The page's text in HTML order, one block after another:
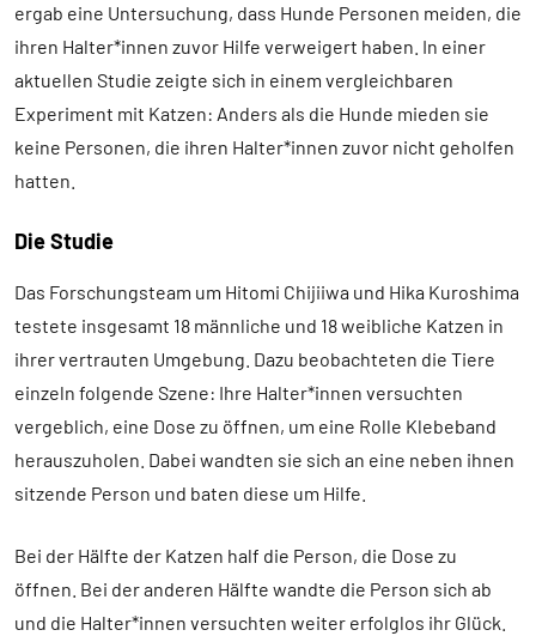
ergab eine Untersuchung, dass Hunde Personen meiden, die
ihren Halter*innen zuvor Hilfe verweigert haben. In einer
aktuellen Studie zeigte sich in einem vergleichbaren
Experiment mit Katzen: Anders als die Hunde mieden sie
keine Personen, die ihren Halter*innen zuvor nicht geholfen
hatten.
Die Studie
Das Forschungsteam um Hitomi Chijiiwa und Hika Kuroshima
testete insgesamt 18 männliche und 18 weibliche Katzen in
ihrer vertrauten Umgebung. Dazu beobachteten die Tiere
einzeln folgende Szene: Ihre Halter*innen versuchten
vergeblich, eine Dose zu öffnen, um eine Rolle Klebeband
herauszuholen. Dabei wandten sie sich an eine neben ihnen
sitzende Person und baten diese um Hilfe.
Bei der Hälfte der Katzen half die Person, die Dose zu
öffnen. Bei der anderen Hälfte wandte die Person sich ab
und die Halter*innen versuchten weiter erfolglos ihr Glück.